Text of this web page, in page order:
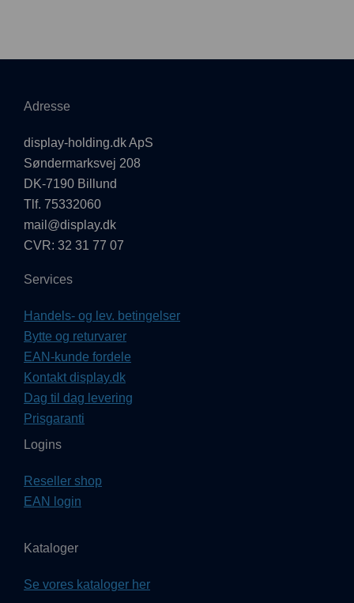
Adresse
display-holding.dk ApS
Søndermarksvej 208
DK-7190 Billund
Tlf. 75332060
mail@display.dk
CVR: 32 31 77 07
Services
Handels- og lev. betingelser
Bytte og returvarer
EAN-kunde fordele
Kontakt display.dk
Dag til dag levering
Prisgaranti
Logins
Reseller shop
EAN login
Kataloger
Se vores kataloger her